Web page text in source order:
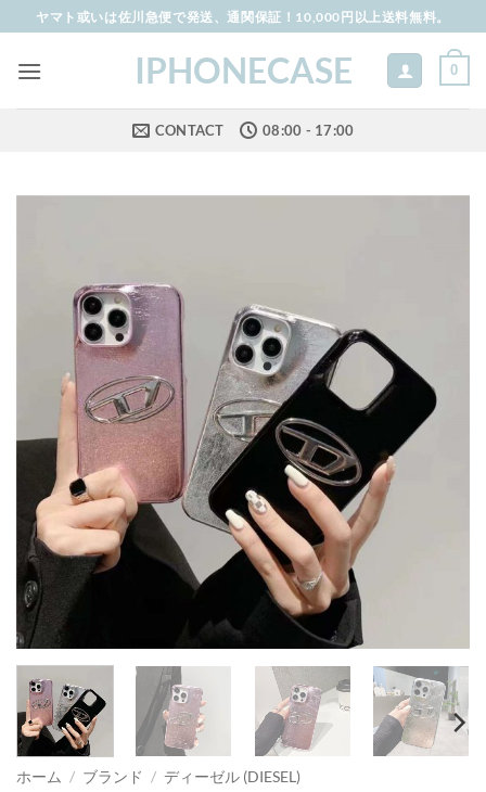
to
content
ヤマト或いは佐川急便で発送、通関保証！10,000円以上送料無料。
IPHONECASE 0
CONTACT 08:00 - 17:00
ホーム / ブランド / ディーゼル (DIESEL)